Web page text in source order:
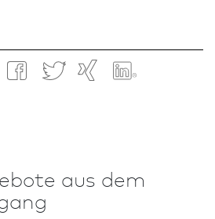
aus dem